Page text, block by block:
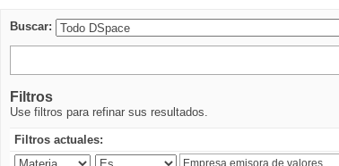
Buscar:
Filtros
Use filtros para refinar sus resultados.
Filtros actuales: